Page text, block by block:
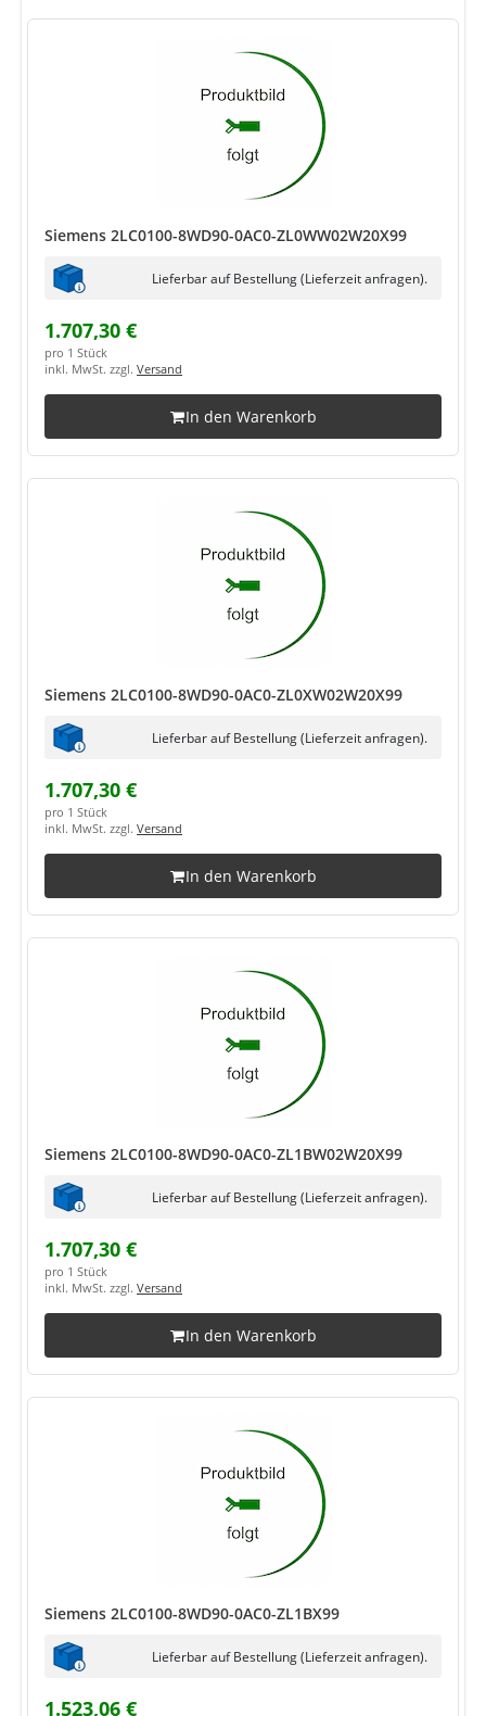
Siemens 2LC0100-8WD90-0AC0-ZL0WW02W20X99
Lieferbar auf Bestellung (Lieferzeit anfragen).
1.707,30 €
pro 1 Stück
inkl. MwSt. zzgl. Versand
In den Warenkorb
Siemens 2LC0100-8WD90-0AC0-ZL0XW02W20X99
Lieferbar auf Bestellung (Lieferzeit anfragen).
1.707,30 €
pro 1 Stück
inkl. MwSt. zzgl. Versand
In den Warenkorb
Siemens 2LC0100-8WD90-0AC0-ZL1BW02W20X99
Lieferbar auf Bestellung (Lieferzeit anfragen).
1.707,30 €
pro 1 Stück
inkl. MwSt. zzgl. Versand
In den Warenkorb
Siemens 2LC0100-8WD90-0AC0-ZL1BX99
Lieferbar auf Bestellung (Lieferzeit anfragen).
1.523,06 €